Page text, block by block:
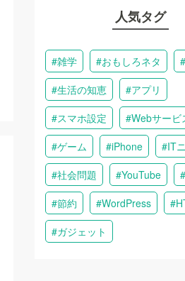
人気タグ
雑学 おもしろネタ
生活の知恵
アプリ
スマホ設定
Webサービ
ゲーム
iPhone
IT
社会問題
YouTube
節約
WordPress
ガジェット